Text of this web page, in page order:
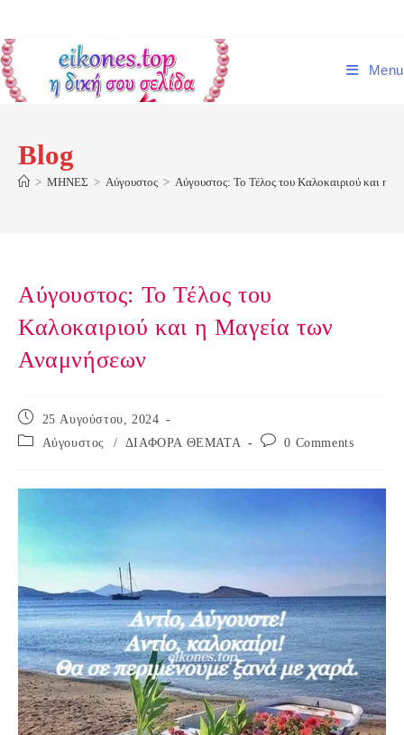
content
Menu
Blog
> ΜΗΝΕΣ > Αύγουστος > Αύγουστος: Το Τέλος του Καλοκαιριού και η
Αύγουστος: Το Τέλος του
Καλοκαιριού και η Μαγεία των
Αναμνήσεων
Post
published:
25 Αυγούστου, 2024
Post
Αύγουστος / ΔΙΑΦΟΡΑ ΘΕΜΑΤΑ
Post 0 Comments